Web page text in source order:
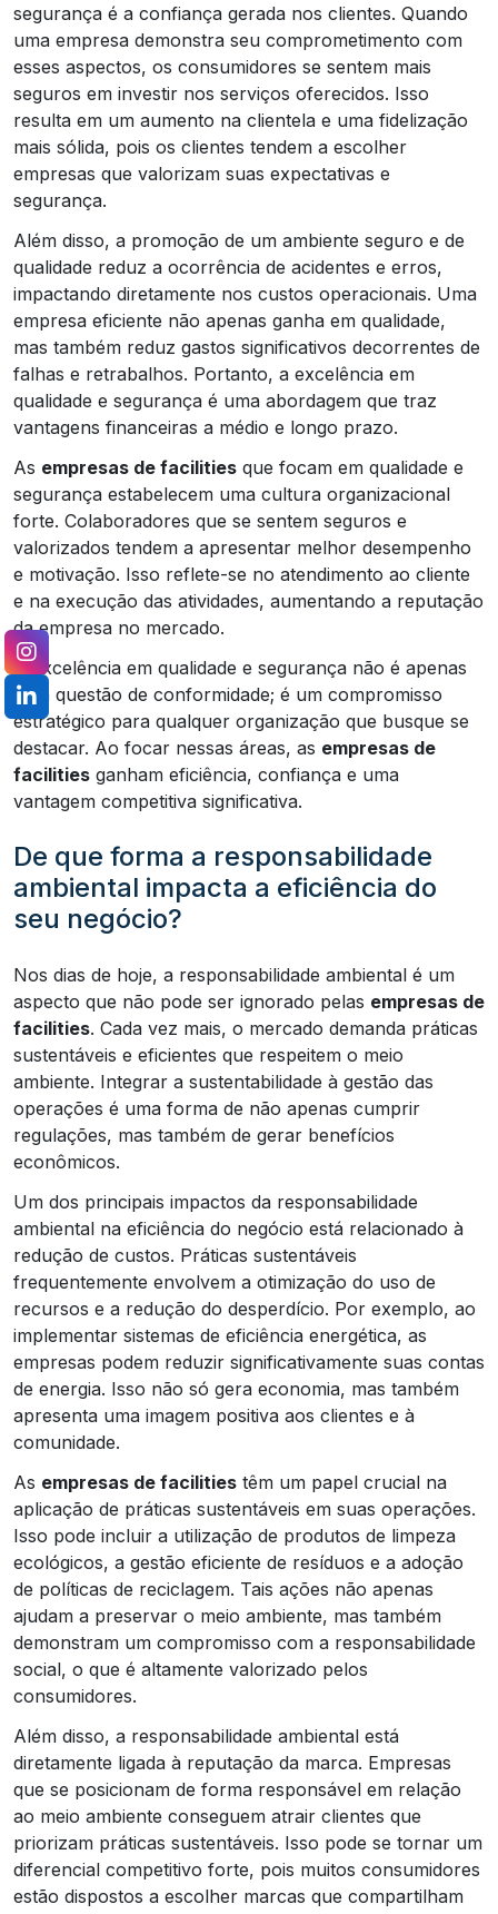
segurança é a confiança gerada nos clientes. Quando
uma empresa demonstra seu comprometimento com
esses aspectos, os consumidores se sentem mais
seguros em investir nos serviços oferecidos. Isso
resulta em um aumento na clientela e uma fidelização
mais sólida, pois os clientes tendem a escolher
empresas que valorizam suas expectativas e
segurança.
Além disso, a promoção de um ambiente seguro e de
qualidade reduz a ocorrência de acidentes e erros,
impactando diretamente nos custos operacionais. Uma
empresa eficiente não apenas ganha em qualidade,
mas também reduz gastos significativos decorrentes de
falhas e retrabalhos. Portanto, a excelência em
qualidade e segurança é uma abordagem que traz
vantagens financeiras a médio e longo prazo.
As empresas de facilities que focam em qualidade e
segurança estabelecem uma cultura organizacional
forte. Colaboradores que se sentem seguros e
valorizados tendem a apresentar melhor desempenho
e motivação. Isso reflete-se no atendimento ao cliente
e na execução das atividades, aumentando a reputação
da empresa no mercado.
A excelência em qualidade e segurança não é apenas
uma questão de conformidade; é um compromisso
estratégico para qualquer organização que busque se
destacar. Ao focar nessas áreas, as empresas de
facilities ganham eficiência, confiança e uma
vantagem competitiva significativa.
De que forma a responsabilidade
ambiental impacta a eficiência do
seu negócio?
Nos dias de hoje, a responsabilidade ambiental é um
aspecto que não pode ser ignorado pelas empresas de
facilities. Cada vez mais, o mercado demanda práticas
sustentáveis e eficientes que respeitem o meio
ambiente. Integrar a sustentabilidade à gestão das
operações é uma forma de não apenas cumprir
regulações, mas também de gerar benefícios
econômicos.
Um dos principais impactos da responsabilidade
ambiental na eficiência do negócio está relacionado à
redução de custos. Práticas sustentáveis
frequentemente envolvem a otimização do uso de
recursos e a redução do desperdício. Por exemplo, ao
implementar sistemas de eficiência energética, as
empresas podem reduzir significativamente suas contas
de energia. Isso não só gera economia, mas também
apresenta uma imagem positiva aos clientes e à
comunidade.
As empresas de facilities têm um papel crucial na
aplicação de práticas sustentáveis em suas operações.
Isso pode incluir a utilização de produtos de limpeza
ecológicos, a gestão eficiente de resíduos e a adoção
de políticas de reciclagem. Tais ações não apenas
ajudam a preservar o meio ambiente, mas também
demonstram um compromisso com a responsabilidade
social, o que é altamente valorizado pelos
consumidores.
Além disso, a responsabilidade ambiental está
diretamente ligada à reputação da marca. Empresas
que se posicionam de forma responsável em relação
ao meio ambiente conseguem atrair clientes que
priorizam práticas sustentáveis. Isso pode se tornar um
diferencial competitivo forte, pois muitos consumidores
estão dispostos a escolher marcas que compartilham